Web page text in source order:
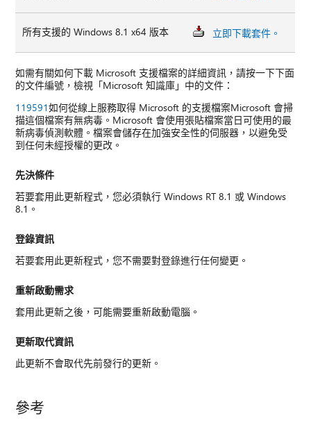
所有支援的 Windows 8.1 x64 版本 立即下載套件。
如需有關如何下載 Microsoft 支援檔案的詳細資訊，請按一下下面
的文件編號，檢視「Microsoft 知識庫」中的文件：
119591如何從線上服務取得 Microsoft 的支援檔案Microsoft 會掃
描這個檔案有無病毒。Microsoft 會使用張貼檔案當日可使用的最
新病毒偵測軟體。檔案會儲存在加強安全性的伺服器，以避免受
到任何未經授權的更改。
先決條件
若要套用此更新程式，您必須執行 Windows RT 8.1 或 Windows
8.1。
登錄資訊
若要套用此更新程式，您不需要對登錄進行任何變更。
重新啟動需求
套用此更新之後，可能需要重新啟動電腦。
更新取代資訊
此更新不會取代先前發行的更新。
參考